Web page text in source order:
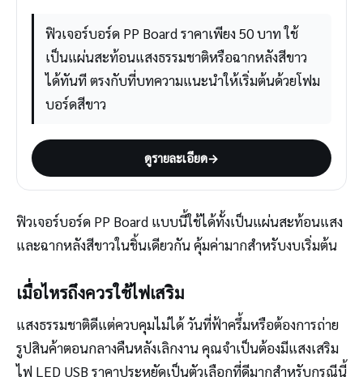
ฟิวเจอร์บอร์ด PP Board ราคาเพียง 50 บาท ใช้
เป็นแผ่นสะท้อนแสงธรรมชาติหรือฉากหลังสีขาว
ได้ทันที ตรงกับที่บทความแนะนำให้เริ่มต้นด้วยโฟม
บอร์ดสีขาว
ดูรายละเอียด→
ฟิวเจอร์บอร์ด PP Board แบบนี้ใช้ได้ทั้งเป็นแผ่นสะท้อนแสง
และฉากหลังสีขาวในชิ้นเดียวกัน คุ้มค่ามากสำหรับงบเริ่มต้น
เมื่อไหรถึงควรใช้ไฟเสริม
แสงธรรมชาติดีแต่ควบคุมไม่ได้ วันที่ฟ้าครึ้มหรือต้องการถ่าย
รูปสินค้าตอนกลางคืนหลังเลิกงาน คุณจำเป็นต้องมีแสงเสริม
ไฟ LED USB ราคาประหยัดเป็นตัวเลือกที่ดีมากสำหรับกรณีนี้